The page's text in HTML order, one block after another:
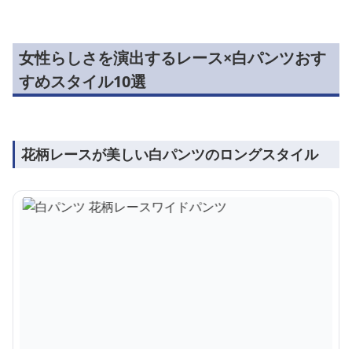
女性らしさを演出するレース×白パンツおす
すめスタイル10選
花柄レースが美しい白パンツのロングスタイル